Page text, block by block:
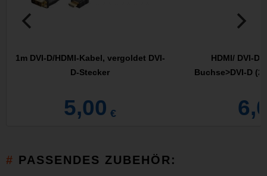
1m DVI-D/HDMI-Kabel, vergoldet DVI-
D-Stecker
5,00 €
HDMI/ DVI-D
Buchse>DVI-D
PASSENDES ZUBEHÖR: